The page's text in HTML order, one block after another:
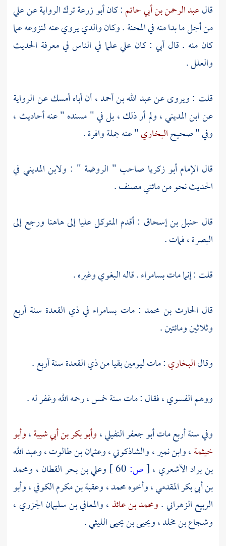
قالعبد الرحمن بن أبي حاتم: كانأبو زرعةترك الرواية عنعلي
من أجل ما بدا منه في المحنة . وكان والدي يروي عنه لنزوعه عما
كان منه . قال أبي : كان عليعلما في الناس في معرفة الحديث
والعلل .
قلت : ويروى عنعبد الله بن أحمد، أن أباه أمسك عن الرواية
عنابن المديني، ولم أر ذلك ، بل في " مسنده " عنه أحاديث ،
وفي " صحيحالبخاري" عنه جملة وافرة .
قال الإمامأبو زكريا صاحب " الروضة " : ولابن المديني في
الحديث نحو من مائتي مصنف .
قال حنبل بن إسحاق : أقدم المتوكلعلياإلى هاهنا ورجع إلى
البصرة، فمات .
قلت : إنما ماتبسامراء. قالهالبغويوغيره .
قال الحارث بن محمد : مات بسامراء في ذي القعدة سنة أربع
وثلاثين ومائتين .
وقالالبخاري: مات ليومين بقيا من ذي القعدة سنة أربع .
ووهمالفسوي، فقال : مات سنة خمس ، رحمه الله وغفر له .
وفي سنة أربع ماتأبو جعفر النفيلي،وأبو بكر بن أبي شيبة،وأبو
خيثمة،وابن نمير،والشاذكوني،وعثمان بن طالوت،وعبد الله
بن براد الأشعري ،[ص: وعلي بن بحر القطان، ومحمد
بن أبي بكر المقدمي، وأخوهمحمد،وعقبة بن مكرم الكوفي،وأبو
الربيع الزهراني.ومحمد بن عائذ،والمعافي بن سليمان الجزري ،
وشجاع بن مخلد ،ويحيى بن يحيى الليثي.